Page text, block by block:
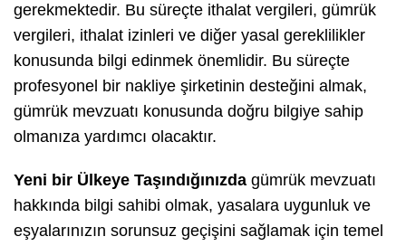
gerekmektedir. Bu süreçte ithalat vergileri, gümrük
vergileri, ithalat izinleri ve diğer yasal gereklilikler
konusunda bilgi edinmek önemlidir. Bu süreçte
profesyonel bir nakliye şirketinin desteğini almak,
gümrük mevzuatı konusunda doğru bilgiye sahip
olmanıza yardımcı olacaktır.
Yeni bir Ülkeye Taşındığınızda gümrük mevzuatı
hakkında bilgi sahibi olmak, yasalara uygunluk ve
eşyalarınızın sorunsuz geçişini sağlamak için temel